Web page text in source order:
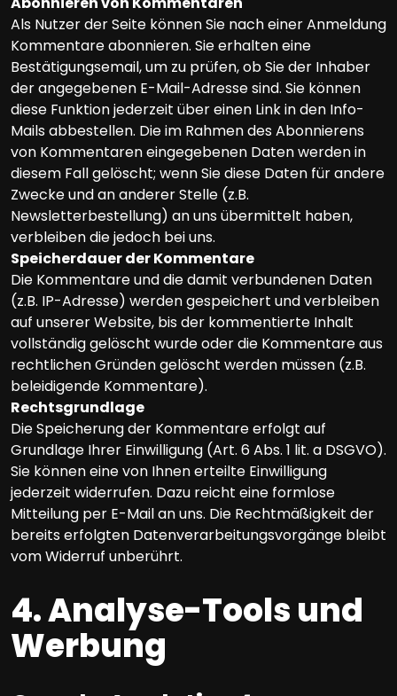
Als Nutzer der Seite können Sie nach einer Anmeldung
Kommentare abonnieren. Sie erhalten eine
Bestätigungsemail, um zu prüfen, ob Sie der Inhaber
der angegebenen E-Mail-Adresse sind. Sie können
diese Funktion jederzeit über einen Link in den Info-
Mails abbestellen. Die im Rahmen des Abonnierens
von Kommentaren eingegebenen Daten werden in
diesem Fall gelöscht; wenn Sie diese Daten für andere
Zwecke und an anderer Stelle (z.B.
Newsletterbestellung) an uns übermittelt haben,
verbleiben die jedoch bei uns.
Speicherdauer der Kommentare
Die Kommentare und die damit verbundenen Daten
(z.B. IP-Adresse) werden gespeichert und verbleiben
auf unserer Website, bis der kommentierte Inhalt
vollständig gelöscht wurde oder die Kommentare aus
rechtlichen Gründen gelöscht werden müssen (z.B.
beleidigende Kommentare).
Rechtsgrundlage
Die Speicherung der Kommentare erfolgt auf
Grundlage Ihrer Einwilligung (Art. 6 Abs. 1 lit. a DSGVO).
Sie können eine von Ihnen erteilte Einwilligung
jederzeit widerrufen. Dazu reicht eine formlose
Mitteilung per E-Mail an uns. Die Rechtmäßigkeit der
bereits erfolgten Datenverarbeitungsvorgänge bleibt
vom Widerruf unberührt.
4. Analyse-Tools und
Werbung